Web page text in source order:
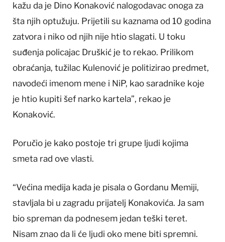
kažu da je Dino Konaković nalogodavac onoga za
šta njih optužuju. Prijetili su kaznama od 10 godina
zatvora i niko od njih nije htio slagati. U toku
suđenja policajac Druškić je to rekao. Prilikom
obraćanja, tužilac Kulenović je politizirao predmet,
navodeći imenom mene i NiP, kao saradnike koje
je htio kupiti šef narko kartela”, rekao je
Konaković.
Poručio je kako postoje tri grupe ljudi kojima
smeta rad ove vlasti.
“Većina medija kada je pisala o Gordanu Memiji,
stavljala bi u zagradu prijatelj Konakovića. Ja sam
bio spreman da podnesem jedan teški teret.
Nisam znao da li će ljudi oko mene biti spremni.